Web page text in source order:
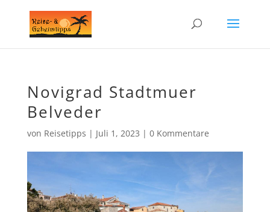
Novigrad Stadtmuer
Belveder
von Reisetipps | Juli 1, 2023 | 0 Kommentare